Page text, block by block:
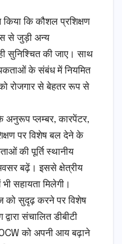
किया कि कौशल प्रशिक्षण
से जुड़ी अन्य
सुनिश्चित की जाए। साथ
के संबंध में नियमित
रोजगार से बेहतर रूप से
अनुरूप प्लम्बर, कारपेंटर,
पर विशेष बल देने के
की पूर्ति स्थानीय
बढ़ें। इससे क्षेत्रीय
सहायता मिलेगी।
को सुदृढ़ करने पर विशेष
संचालित डीबीटी
को अपनी आय बढ़ाने